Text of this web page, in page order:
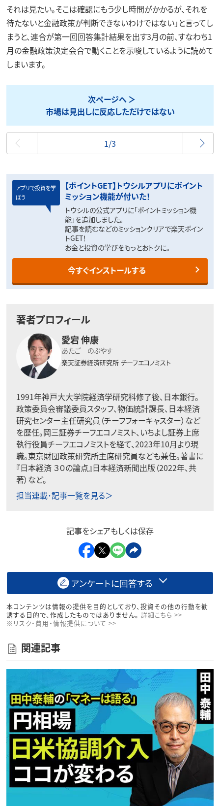
それは見たい。そこは確認にもう少し時間がかかるが、それを
待たないと金融政策が判断できないわけではない」と言ってし
まうと、連合が第一回回答集計結果を出す3月の前、すなわち1
月の金融政策決定会合で動くことを示唆しているように読めて
しまいます。
次ページへ
市場は見出しに反応しただけではない
最初
1/3
アプリで投資を学
ぼう
【ポイントGET】トウシルアプリにポイント
ミッション機能が付いた！
トウシルの公式アプリに「ポイントミッション機
能」を追加しました。
記事を読むなどのミッションクリアで楽天ポイン
トGET！
お金と投資の学びをもっとおトクに。
今すぐインストールする
著者プロフィール
愛宕 伸康
あたご のぶやす
楽天証券経済研究所 チーフエコノミスト
1991年神戸大大学院経済学研究科修了後、日本銀行。
政策委員会審議委員スタッフ、物価統計課長、日本経済
研究センター主任研究員（チーフフォーキャスター）など
を歴任。岡三証券チーフエコノミスト、いちよし証券上席
執行役員チーフエコノミストを経て、2023年10月より現
職。東京財団政策研究所主席研究員なども兼任。著書に
『日本経済 ３０の論点』日本経済新聞出版（2022年、共
著）など。
担当連載･記事一覧を見る＞
記事をシェアもしくは保存
アンケートに回答する
本コンテンツは情報の提供を目的としており、投資その他の行動を勧
誘する目的で、作成したものではありません。 詳細こちら >>
※リスク・費用・情報提供について >>
関連記事